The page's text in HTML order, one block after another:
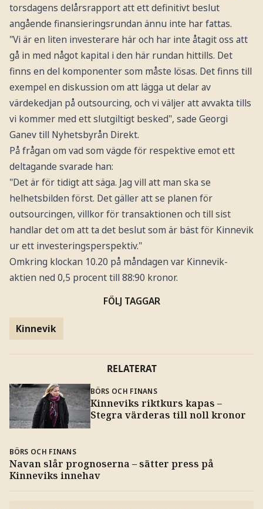
torsdagens delårsrapport att ett definitivt beslut
angående finansieringsrundan ännu inte har fattas.
"Vi är en liten investerare här och har inte åtagit oss att
gå in med något kapital i den här rundan hittills. Det
finns en del komponenter som måste lösas. Det finns till
exempel en diskussion om att lägga ut delar av
värdekedjan på outsourcing, och vi väljer att avvakta tills
vi kommer med ett slutgiltigt besked", sade Georgi
Ganev till Nyhetsbyrån Direkt.
På frågan om vad som vägde för respektive emot ett
deltagande svarade han:
"Det är för tidigt att säga. Jag vill att man ska se
helhetsbilden först. Det gäller att se planen för
outsourcingen, villkor för transaktionen och till sist
handlar det om att ta det beslut som är bäst för Kinnevik
ur ett investeringsperspektiv."
Omkring klockan 10.20 på måndagen var Kinnevik-
aktien ned 0,5 procent till 88:90 kronor.
FÖLJ TAGGAR
Kinnevik
RELATERAT
BÖRS OCH FINANS
Kinneviks riktkurs kapas –
Stegra värderas till noll kronor
BÖRS OCH FINANS
Navan slår prognoserna – sätter press på
Kinneviks innehav